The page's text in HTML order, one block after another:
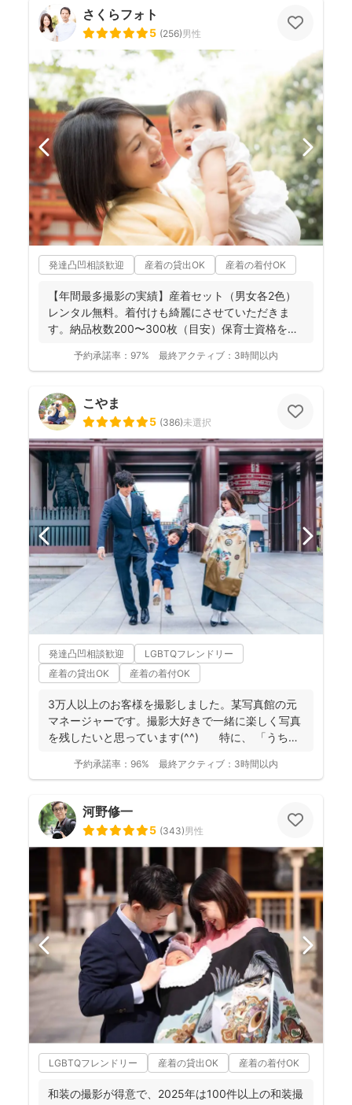
さくらフォト
5 (256)男性
発達凸凹相談歓迎 産着の貸出OK 産着の着付OK
【年間最多撮影の実績】産着セット（男女各2色）
レンタル無料。着付けも綺麗にさせていただきま
す。納品枚数200〜300枚（目安）保育士資格を持
予約承諾率： 97% 最終アクティブ： 3時間以内
こやま
5 (386)未選択
発達凸凹相談歓迎
LGBTQフレンドリー
産着の貸出OK
産着の着付OK
3万人以上のお客様を撮影しました。某写真館の元
マネージャーです。撮影大好きで一緒に楽しく写真
を残したいと思っています(^^) 特に、 「うち
予約承諾率： 96% 最終アクティブ： 3時間以内
河野修一
5 (343)男性
LGBTQフレンドリー 産着の貸出OK 産着の着付OK
和装の撮影が得意で、2025年は100件以上の和装撮